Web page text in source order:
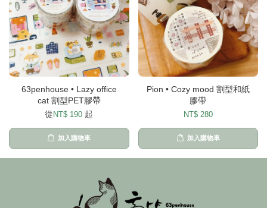
63penhouse • Lazy office
cat 割型PET膠帶
從 NT$ 190 起
加入購物車
Pion • Cozy mood 割型和紙
膠帶
NT$ 280
加入購物車